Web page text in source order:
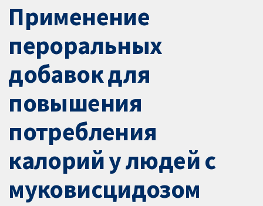
Применение
пероральных
добавок для
повышения
потребления
калорий у людей с
муковисцидозом